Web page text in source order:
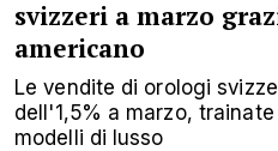
svizzeri a marzo
americano
Le vendite di orologi
dell'1,5% a marzo,
modelli di lusso